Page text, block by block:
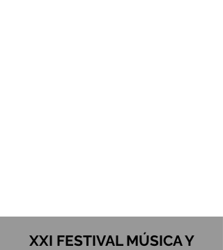
XXI FESTIVAL MÚSICA Y